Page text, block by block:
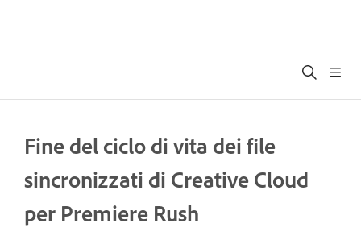
Fine del ciclo di vita dei file
sincronizzati di Creative Cloud
per Premiere Rush